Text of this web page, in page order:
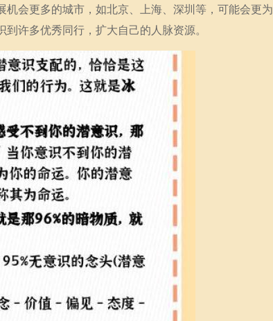
会更多的城市，如北京、上海、深圳等，可能会更为
许多优秀同行，扩大自己的人脉资源。